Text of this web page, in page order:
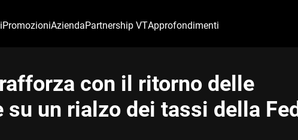
PromozioniAziendaPartnership VTApprofondimenti
con il ritorno delle
su un rialzo dei tassi della Fed